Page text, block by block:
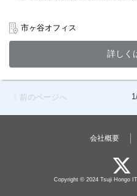
→当社は業界最大手「辻本郷税
藤忠商事」との資本業務提携も
◎「まずは職場の雰囲気を見て
方も大歓迎！
えて長く活躍したい方を全力で
営業メンバーがスムーズに活動
クアップをお願いします！
「誰かの役に立ちたい」「周り
市ヶ谷オフィス
詳しく
〈 前のページへ
会社概要
Copyright © 2024 Tsuji Hongo